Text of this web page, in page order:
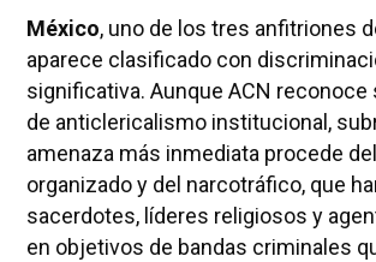
México, uno de los tres anfitriones
aparece clasificado con
significativa. Aunque ACN reconoce
de anticlericalismo institucional,
amenaza más inmediata procede
organizado y del narcotráfico, que
sacerdotes, líderes religiosos y
en objetivos de bandas criminales